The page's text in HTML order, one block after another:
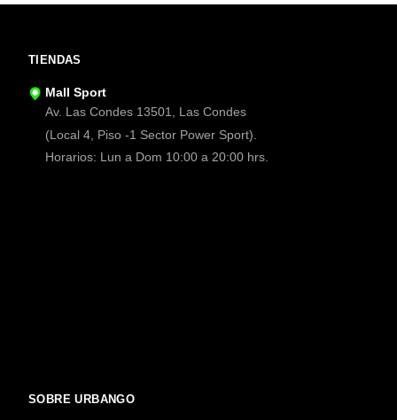
TIENDAS
Mall Sport
Av. Las Condes 13501, Las Condes
(Local 4, Piso -1 Sector Power Sport).
Horarios: Lun a Dom 10:00 a 20:00 hrs.
SOBRE URBANGO